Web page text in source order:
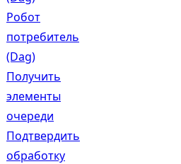
Робот
потребитель
(Dag)
Получить
элементы
очереди
Подтвердить
обработку